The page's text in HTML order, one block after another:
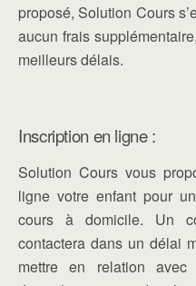
proposé, Solution Cours
aucun frais
meilleurs délais.
Inscription en ligne :
Solution Cours vous
ligne votre enfant pour
cours à domicile. Un
contactera dans un délai
mettre en relation